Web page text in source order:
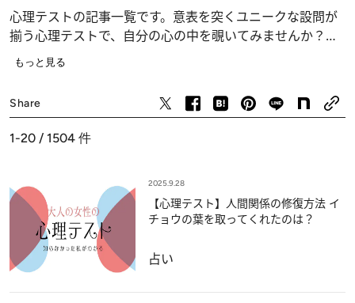
心理テストの記事一覧です。意表を突くユニークな設問が
揃う心理テストで、自分の心の中を覗いてみませんか？
恋愛、仕事、人間関係の深層心理……、自分でも気づかな
もっと見る
Share
1-20 / 1504 件
2025.9.28
【心理テスト】人間関係の修復方法 イ
チョウの葉を取ってくれたのは？
占い